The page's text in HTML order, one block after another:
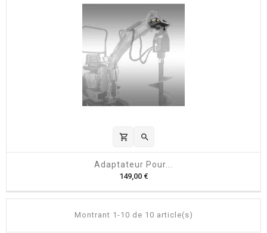
shopping_cart 
Adaptateur Pour...
149,00 €P
i
Montrant 1-10 de 10 article(s)